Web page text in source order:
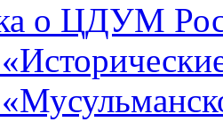
о ЦДУМ